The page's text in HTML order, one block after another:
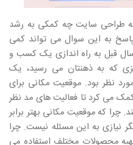
که طراحی سایت چه کمکی به رشد
به این سوال می تواند کمی
قبل به راه اندازی یک کسب و
که به ذهنتان می رسید، یک
نظر بود. موقعیت مکانی برای
می کرد تا فعالیت های مد نظر
چرا که موقعیت مکانی بهتر برابر
نیازی به این مسئله نیست. چرا
تهیه محصولات مختلف استفاده می